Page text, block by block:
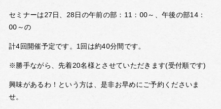
セミナーは27日、28日の午前の部：11：00～、午後の部14：
00～の
計4回開催予定です。1回は約40分間です。
※勝手ながら、先着20名様とさせていただきます(受付順です)
興味があるわ！という方は、是非お早めにご予約くださいま
せ。